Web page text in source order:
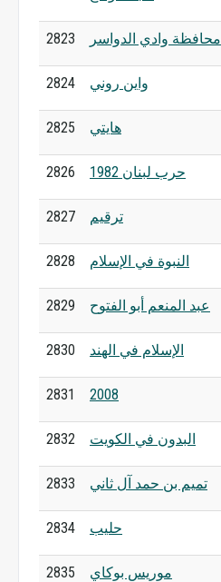
2823 محافظة وادي الدواسر
2824 واين روني
2825 هايتي
2826 حرب لبنان 1982
2827 ترقيم
2828 النبوة في الإسلام
2829 عبد المنعم أبو الفتوح
2830 الإسلام في الهند
2831 2008
2832 البدون في الكويت
2833 تميم بن حمد آل ثاني
2834 حليب
2835 موريس بوكاي